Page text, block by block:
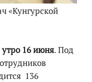
«Кунгурской
16 июня. Под
136